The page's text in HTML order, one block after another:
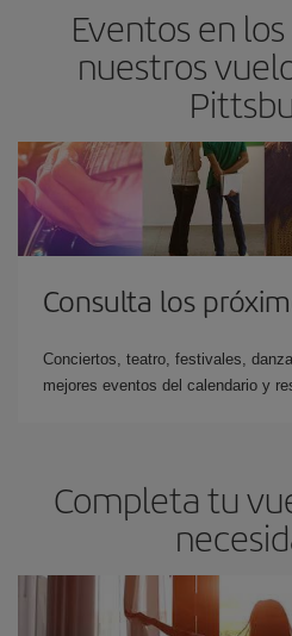
Eventos en
nuestros
Consulta los
Conciertos, teatro, festivales,
mejores eventos del calendario y
Completa tu